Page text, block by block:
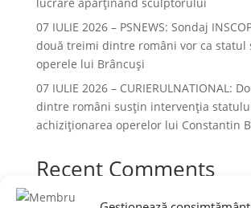
07 IULIE 2026 – PSNEWS: Sondaj
două treimi dintre români vor ca statul
operele lui Brâncuși
07 IULIE 2026 – CURIERULNATIONAL:
dintre români susțin intervenția
achiziționarea operelor lui Constantin
Recent Comments
Niciun comentariu de arătat.